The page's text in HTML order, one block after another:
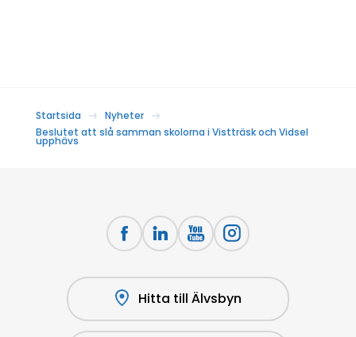
Startsida
Nyheter
Beslutet att slå samman skolorna i Vistträsk och Vidsel
upphävs
Hitta till Älvsbyn